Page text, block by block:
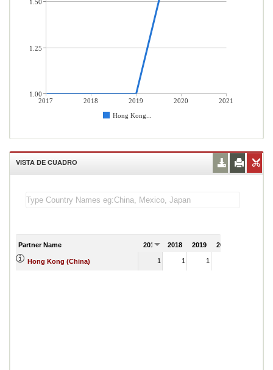
2017 2018 2019 2020
2021
Hong Kong...
1.50
1.25
1.00
VISTA DE CUADRO
Partner Name 2017 2018 2019 2020
Hong Kong (China) 1 1 1